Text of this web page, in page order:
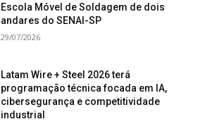
Escola Móvel de Soldagem de dois
andares do SENAI-SP
29/07/2026
Latam Wire + Steel 2026 terá
programação técnica focada em IA,
cibersegurança e competitividade
industrial